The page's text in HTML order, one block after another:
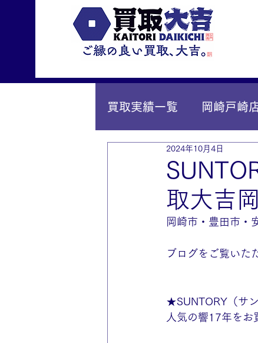
買取実績一覧 岡崎戸崎
IY安城店（安城桜井町
取大吉
2024年10月4日
岡崎市・豊田市・
ブログをご覧いた
★SUNTORY（サ
人気の響17年をお